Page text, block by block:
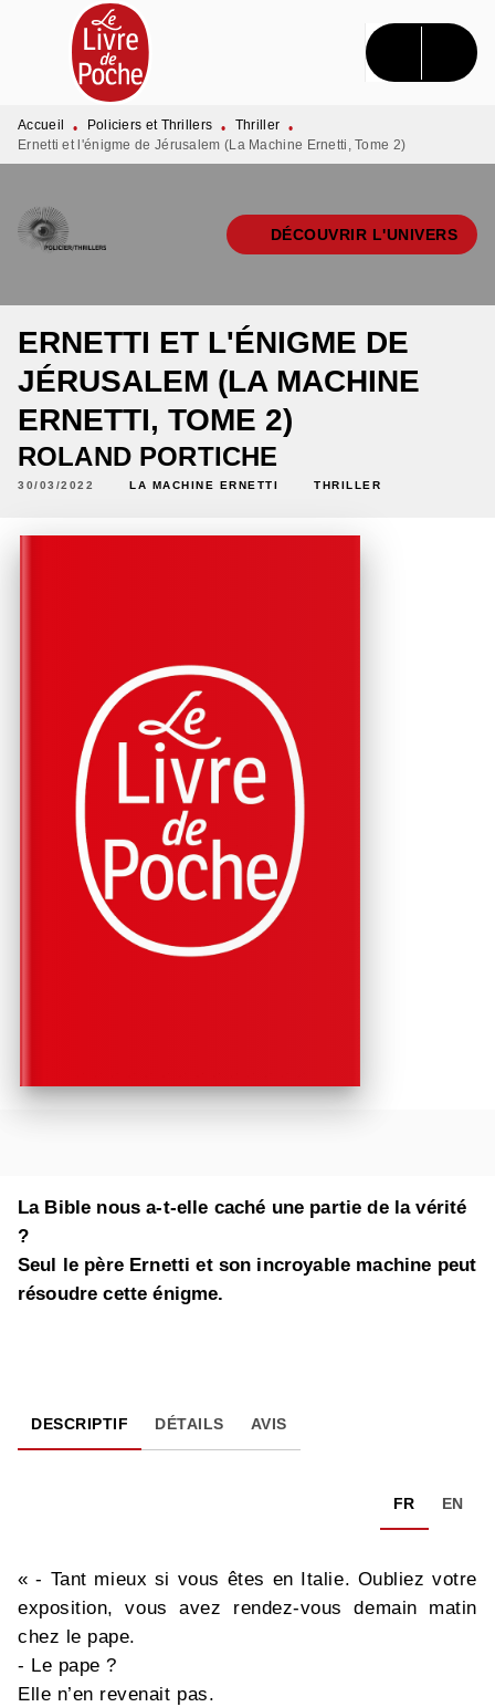
MENU RECHERCHE CONTENU
PIED DE PAGE
Accueil • Policiers et Thrillers • Thriller •
Ernetti et l'énigme de Jérusalem (La Machine Ernetti, Tome 2)
DÉCOUVRIR L'UNIVERS
ERNETTI ET L'ÉNIGME DE
JÉRUSALEM (LA MACHINE
ERNETTI, TOME 2)
ROLAND PORTICHE
30/03/2022 LA MACHINE ERNETTI THRILLER
La Bible nous a-t-elle caché une partie de la vérité
?
Seul le père Ernetti et son incroyable machine peut
résoudre cette énigme.
DESCRIPTIF DÉTAILS AVIS
FR EN
« - Tant mieux si vous êtes en Italie. Oubliez votre
exposition, vous avez rendez-vous demain matin
chez le pape.
- Le pape ?
Elle n’en revenait pas.